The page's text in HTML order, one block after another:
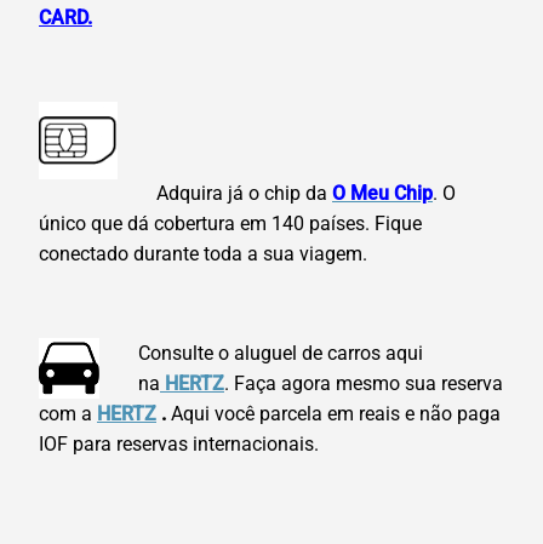
CARD.
Adquira já o chip da O Meu Chip. O
único que dá cobertura em 140 países. Fique
conectado durante toda a sua viagem.
Consulte o aluguel de carros aqui
na HERTZ. Faça agora mesmo sua reserva
com a HERTZ . Aqui você parcela em reais e não paga
IOF para reservas internacionais.